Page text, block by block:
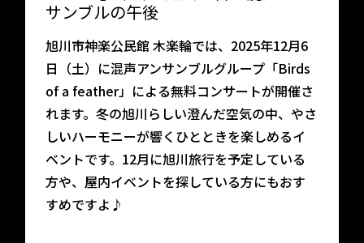
サンブルの午後
旭川市神楽公民館 木楽輪では、2025年12月6
日（土）に混声アンサンブルグループ「Birds
of a feather」による無料コンサートが開催さ
れます。冬の旭川らしい澄んだ空気の中、やさ
しいハーモニーが響くひとときを楽しめるイ
ベントです。12月に旭川旅行を予定している
方や、屋内イベントを探している方にもおす
すめですよ♪